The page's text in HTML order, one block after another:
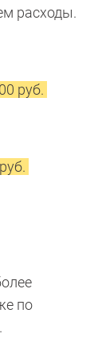
расходы.
руб.
по